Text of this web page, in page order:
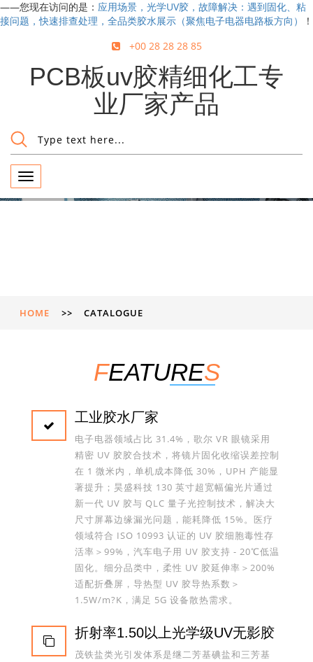
——您现在访问的是： 应用场景，光学UV胶，故障解决：遇到固化、粘
接问题，快速排查处理，全品类胶水展示（聚焦电子电器电路板方向）
！
+00 28 28 28 85
PCB板uv胶精细化工专
业厂家产品
Toggle
navigation
HOME >> CATALOGUE
FEATURES
工业胶水厂家
电子电器领域占比 31.4%，歌尔 VR 眼镜采用
精密 UV 胶胶合技术，将镜片固化收缩误差控制
在 1 微米内，单机成本降低 30%，UPH 产能显
著提升；昊盛科技 130 英寸超宽幅偏光片通过
新一代 UV 胶与 QLC 量子光控制技术，解决大
尺寸屏幕边缘漏光问题，能耗降低 15%。医疗
领域符合 ISO 10993 认证的 UV 胶细胞毒性存
活率＞99%，汽车电子用 UV 胶支持 - 20℃低温
固化。细分品类中，柔性 UV 胶延伸率＞200%
适配折叠屏，导热型 UV 胶导热系数＞
1.5W/m?K，满足 5G 设备散热需求。
折射率1.50以上光学级UV无影胶
茂铁盐类光引发体系是继二芳基碘盐和三芳基